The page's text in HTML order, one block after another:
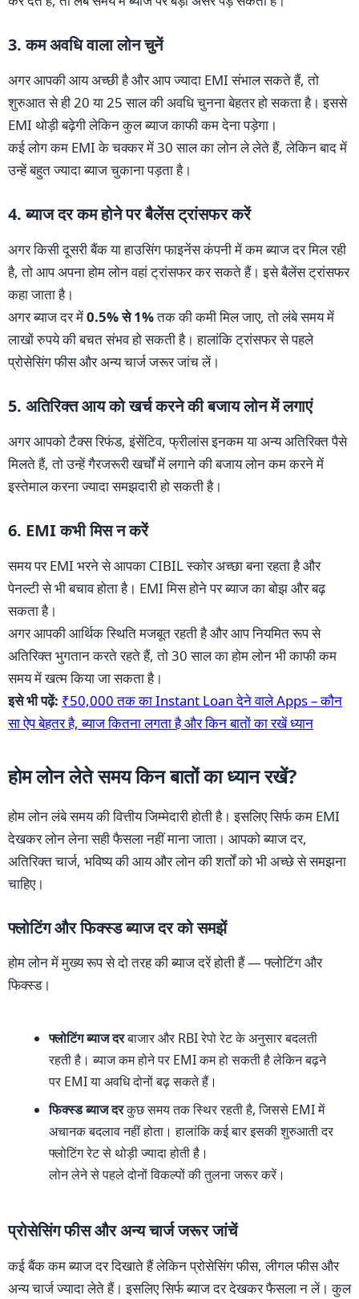
3. कम अवधि वाला लोन चुनें
अगर आपकी आय अच्छी है और आप ज्यादा EMI संभाल सकते हैं, तो
शुरुआत से ही 20 या 25 साल की अवधि चुनना बेहतर हो सकता है। इससे
EMI थोड़ी बढ़ेगी लेकिन कुल ब्याज काफी कम देना पड़ेगा।
कई लोग कम EMI के चक्कर में 30 साल का लोन ले लेते हैं, लेकिन बाद में
उन्हें बहुत ज्यादा ब्याज चुकाना पड़ता है।
4. ब्याज दर कम होने पर बैलेंस ट्रांसफर करें
अगर किसी दूसरी बैंक या हाउसिंग फाइनेंस कंपनी में कम ब्याज दर मिल रही
है, तो आप अपना होम लोन वहां ट्रांसफर कर सकते हैं। इसे बैलेंस ट्रांसफर
कहा जाता है।
अगर ब्याज दर में0.5% से 1%तक की कमी मिल जाए, तो लंबे समय में
लाखों रुपये की बचत संभव हो सकती है। हालांकि ट्रांसफर से पहले
प्रोसेसिंग फीस और अन्य चार्ज जरूर जांच लें।
5. अतिरिक्त आय को खर्च करने की बजाय लोन में लगाएं
अगर आपको टैक्स रिफंड, इंसेंटिव, फ्रीलांस इनकम या अन्य अतिरिक्त पैसे
मिलते हैं, तो उन्हें गैरजरूरी खर्चों में लगाने की बजाय लोन कम करने में
इस्तेमाल करना ज्यादा समझदारी हो सकती है।
6. EMI कभी मिस न करें
समय पर EMI भरने से आपका CIBIL स्कोर अच्छा बना रहता है और
पेनल्टी से भी बचाव होता है। EMI मिस होने पर ब्याज का बोझ और बढ़
सकता है।
अगर आपकी आर्थिक स्थिति मजबूत रहती है और आप नियमित रूप से
अतिरिक्त भुगतान करते रहते हैं, तो 30 साल का होम लोन भी काफी कम
समय में खत्म किया जा सकता है।
इसे भी पढ़ें: ₹50,000 तक का Instant Loan देने वाले Apps – कौन
सा ऐप बेहतर है, ब्याज कितना लगता है और किन बातों का रखें ध्यान
होम लोन लेते समय किन बातों का ध्यान रखें?
होम लोन लंबे समय की वित्तीय जिम्मेदारी होती है। इसलिए सिर्फ कम EMI
देखकर लोन लेना सही फैसला नहीं माना जाता। आपको ब्याज दर,
अतिरिक्त चार्ज, भविष्य की आय और लोन की शर्तों को भी अच्छे से समझना
चाहिए।
फ्लोटिंग और फिक्स्ड ब्याज दर को समझें
होम लोन में मुख्य रूप से दो तरह की ब्याज दरें होती हैं — फ्लोटिंग और
फिक्स्ड।
फ्लोटिंग ब्याज दरबाजार और RBI रेपो रेट के अनुसार बदलती
रहती है। ब्याज कम होने पर EMI कम हो सकती है लेकिन बढ़ने
पर EMI या अवधि दोनों बढ़ सकते हैं।
फिक्स्ड ब्याज दरकुछ समय तक स्थिर रहती है, जिससे EMI में
अचानक बदलाव नहीं होता। हालांकि कई बार इसकी शुरुआती दर
फ्लोटिंग रेट से थोड़ी ज्यादा होती है।
लोन लेने से पहले दोनों विकल्पों की तुलना जरूर करें।
प्रोसेसिंग फीस और अन्य चार्ज जरूर जांचें
कई बैंक कम ब्याज दर दिखाते हैं लेकिन प्रोसेसिंग फीस, लीगल फीस और
अन्य चार्ज ज्यादा लेते हैं। इसलिए सिर्फ ब्याज दर देखकर फैसला न लें। कुल